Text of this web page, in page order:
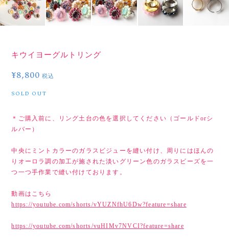
キウイヨーグルトリング
¥8,800 税込
SOLD OUT
＊ご購入前に、リング土台の色を選択してください（ゴールドorシ
ルバー）
中央にミントカラーのガラスビジューを縫い付け、周りにはほんの
りオーロラ調の加工が施された淡いグリーン色のガラスビーズを一
つ一つ手作業で縫い付けております。
動画はこちら
https://youtube.com/shorts/vYUZNfhU6Dw?feature=share
https://youtube.com/shorts/vuHIMv7NVCI?feature=share